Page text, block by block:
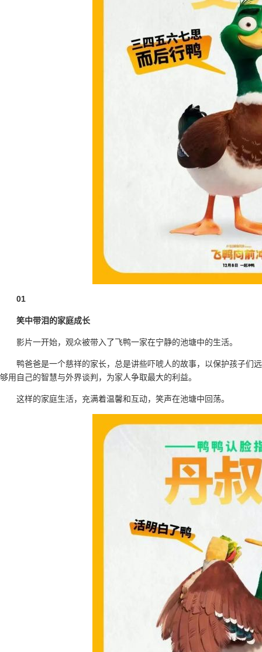
01
笑中带泪的家庭成长
影片一开始，观众被带入了飞鸭一家在宁静的池塘中的生活。
鸭爸爸是一个慈祥的家长，总是讲些吓唬人的故事，以保护孩子们
够用自己的智慧与外界谈判，为家人争取最大的利益。
这样的家庭生活，充满着温馨和互动，笑声在池塘中回荡。